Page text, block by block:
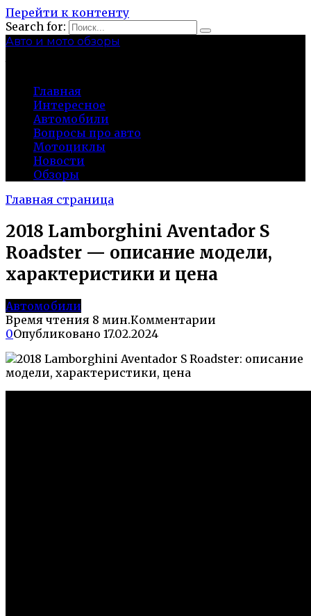
Перейти к контенту
Search for:
Авто и мото обзоры
Главная
Интересное
Автомобили
Вопросы про авто
Мотоциклы
Новости
Обзоры
Главная страница
2018 Lamborghini Aventador S
Roadster — описание модели,
характеристики и цена
Автомобили
Время чтения 8 мин.Комментарии
0Опубликовано 17.02.2024